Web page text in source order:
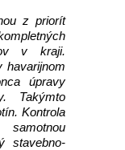
z priorít
v kraji.
úpravy
Takýmto
Kontrola
stavebno-